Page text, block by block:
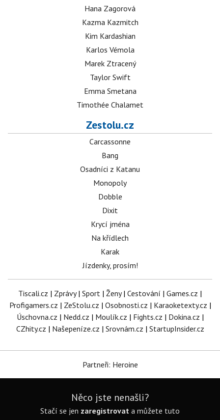
Hana Zagorová
Kazma Kazmitch
Kim Kardashian
Karlos Vémola
Marek Ztracený
Taylor Swift
Emma Smetana
Timothée Chalamet
Zestolu.cz
Carcassonne
Bang
Osadníci z Katanu
Monopoly
Dobble
Dixit
Krycí jména
Na křídlech
Karak
Jízdenky, prosím!
Tiscali.cz | Zprávy| Sport | Ženy| Cestování | Games.cz |
Profigamers.cz | ZeStolu.cz | Osobnosti.cz | Karaoketexty.cz |
Úschovna.cz | Nedd.cz | Moulík.cz | Fights.cz | Dokina.cz |
CZhity.cz | Našepeníze.cz | Srovnám.cz | StartupInsider.cz
Partneři: Heroine
Něco jste nenašli?
Stačí se jen zaregistrovat a můžete tuto